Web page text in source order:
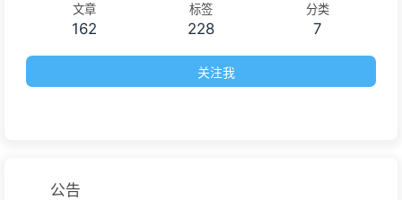
文章
162
标签
228
分类
7
关注我
公告